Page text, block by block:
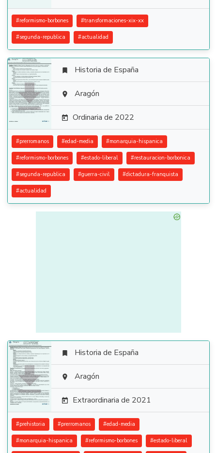
#reformismo-borbones #transformaciones-xix-xx
#segunda-republica #actualidad

 Historia de España
 Aragón
 Ordinaria de 2022
#prerromanos #edad-media #monarquia-hispanica
#reformismo-borbones #estado-liberal #restauracion-borbonica
#segunda-republica #guerra-civil #dictadura-franquista
#actualidad

 Historia de España
 Aragón
 Extraordinaria de 2021
#prehistoria #prerromanos #edad-media
#monarquia-hispanica #reformismo-borbones #estado-liberal